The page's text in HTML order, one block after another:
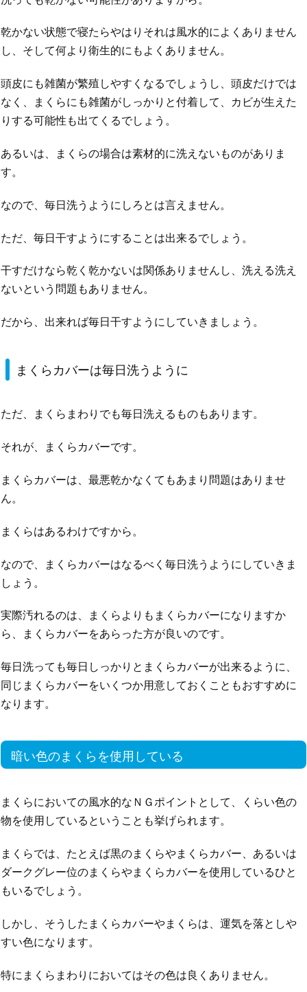
乾かない状態で寝たらやはりそれは風水的によくありません
し、そして何より衛生的にもよくありません。
頭皮にも雑菌が繁殖しやすくなるでしょうし、頭皮だけでは
なく、まくらにも雑菌がしっかりと付着して、カビが生えた
りする可能性も出てくるでしょう。
あるいは、まくらの場合は素材的に洗えないものがありま
す。
なので、毎日洗うようにしろとは言えません。
ただ、毎日干すようにすることは出来るでしょう。
干すだけなら乾く乾かないは関係ありませんし、洗える洗え
ないという問題もありません。
だから、出来れば毎日干すようにしていきましょう。
まくらカバーは毎日洗うように
ただ、まくらまわりでも毎日洗えるものもあります。
それが、まくらカバーです。
まくらカバーは、最悪乾かなくてもあまり問題はありませ
ん。
まくらはあるわけですから。
なので、まくらカバーはなるべく毎日洗うようにしていきま
しょう。
実際汚れるのは、まくらよりもまくらカバーになりますか
ら、まくらカバーをあらった方が良いのです。
毎日洗っても毎日しっかりとまくらカバーが出来るように、
同じまくらカバーをいくつか用意しておくこともおすすめに
なります。
暗い色のまくらを使用している
まくらにおいての風水的なＮＧポイントとして、くらい色の
物を使用しているということも挙げられます。
まくらでは、たとえば黒のまくらやまくらカバー、あるいは
ダークグレー位のまくらやまくらカバーを使用しているひと
もいるでしょう。
しかし、そうしたまくらカバーやまくらは、運気を落としや
すい色になります。
特にまくらまわりにおいてはその色は良くありません。